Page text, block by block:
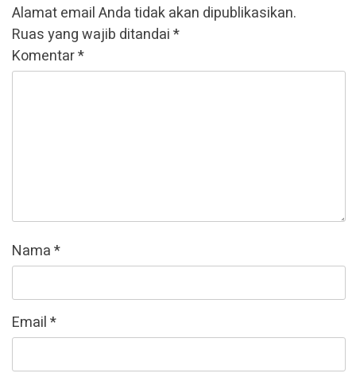
Alamat email Anda tidak akan dipublikasikan.
Ruas yang wajib ditandai*
Komentar*
Nama*
Email*